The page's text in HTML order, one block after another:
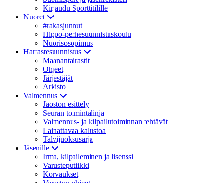
Kirjaudu Sporttitilille
Nuoret
#rakasjunnut
Hippo-perhesuunnistuskoulu
Nuorisosopimus
Harrastesuunnistus
Maanantairastit
Ohjeet
Järjestäjät
Arkisto
Valmennus
Jaoston esittely
Seuran toimintalinja
Valmennus- ja kilpailutoiminnan tehtävät
Lainattavaa kalustoa
Talvijuoksusarja
Jäsenille
Irma, kilpaileminen ja lisenssi
Varusteputiikki
Korvaukset